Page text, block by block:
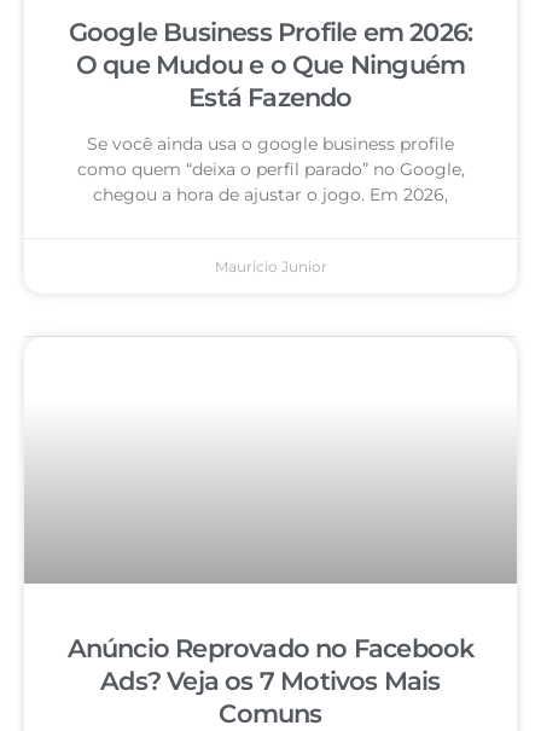
Google Business Profile em 2026:
O que Mudou e o Que Ninguém
Está Fazendo
Se você ainda usa o google business profile
como quem “deixa o perfil parado” no Google,
chegou a hora de ajustar o jogo. Em 2026,
Mauricio Junior
Anúncio Reprovado no Facebook
Ads? Veja os 7 Motivos Mais
Comuns